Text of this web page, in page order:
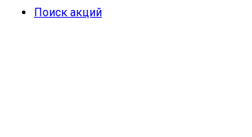
Поиск акций